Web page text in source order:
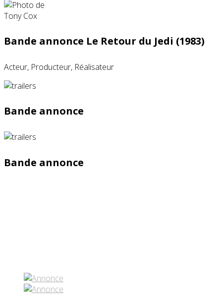
Bande annonce Le Retour du Jedi (1983)
Acteur, Producteur, Réalisateur
Bande annonce
Bande annonce